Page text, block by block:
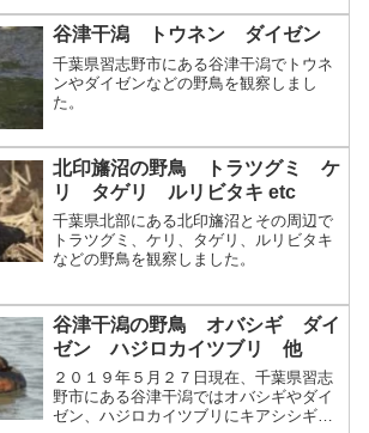
ができます。
谷津干潟 トウネン ダイゼン
千葉県習志野市にある谷津干潟でトウネ
ンやダイゼンなどの野鳥を観察しまし
た。
北印旛沼の野鳥 トラツグミ ケ
リ タゲリ ルリビタキ etc
千葉県北部にある北印旛沼とその周辺で
トラツグミ、ケリ、タゲリ、ルリビタキ
などの野鳥を観察しました。
谷津干潟の野鳥 オバシギ ダイ
ゼン ハジロカイツブリ 他
２０１９年５月２７日現在、千葉県習志
野市にある谷津干潟ではオバシギやダイ
ゼン、ハジロカイツブリにキアシシギな